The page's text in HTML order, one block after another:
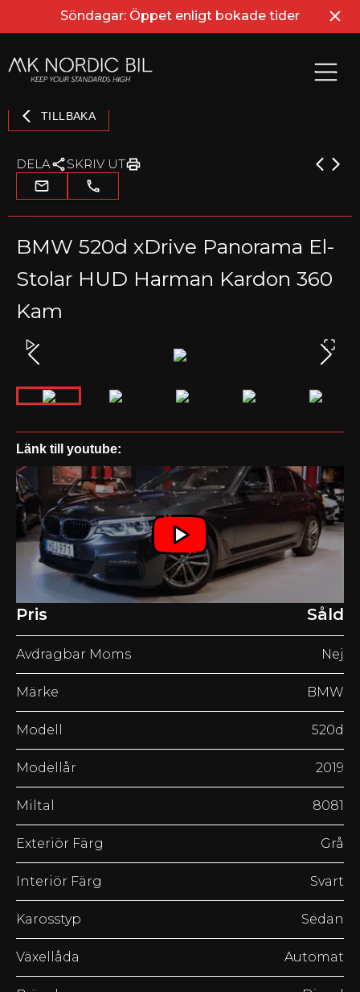
Söndagar: Öppet enligt bokade tider
TILLBAKA
DELA SKRIV UT
BMW 520d xDrive Panorama El-
Stolar HUD Harman Kardon 360
Kam
Länk till youtube:
Pris Såld
Avdragbar Moms Nej
Märke BMW
Modell 520d
Modellår 2019
Miltal 8081
Exteriör Färg Grå
Interiör Färg Svart
Karosstyp Sedan
Växellåda Automat